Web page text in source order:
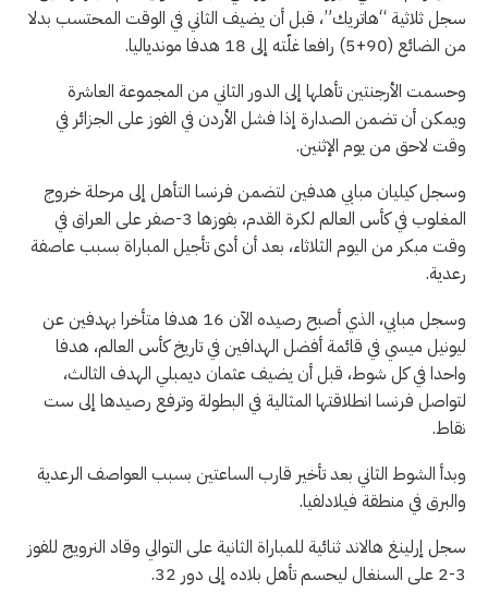
سجل ثلاثية “هاتريك”، قبل أن يضيف الثاني في الوقت المحتسب بدلا
من الضائع (90+5) رافعا غلّته إلى 18 هدفا موندياليا.
وحسمت الأرجنتين تأهلها إلى الدور الثاني من المجموعة العاشرة
ويمكن أن تضمن الصدارة إذا فشل الأردن في الفوز على الجزائر في
وقت لاحق من يوم الإثنين.
وسجل ‌كيليان مبابي هدفين لتضمن فرنسا التأهل إلى مرحلة خروج
المغلوب في كأس العالم لكرة القدم، بفوزها ⁠3-صفر على العراق في
وقت مبكر من اليوم الثلاثاء، بعد أن ‌أدى تأجيل المباراة بسبب عاصفة
رعدية.
وسجل ‌مبابي، الذي ‌أصبح رصيده الآن 16 هدفا متأخرا بهدفين ‌عن
ليونيل ميسي في قائمة ⁠أفضل الهدافين في تاريخ كأس العالم، هدفا
واحدا في ⁠كل ⁠شوط، قبل أن يضيف عثمان ديمبلي الهدف ⁠الثالث،
لتواصل فرنسا انطلاقتها المثالية في البطولة وترفع رصيدها إلى ست
نقاط.
وبدأ الشوط الثاني بعد تأخير قارب ‌الساعتين بسبب العواصف الرعدية
والبرق في منطقة فيلادلفيا.
سجل إرلينغ هالاند ثنائية للمباراة ‌الثانية على التوالي وقاد النرويج للفوز
3-2 على السنغال ليحسم تأهل بلاده إلى ⁠دور 32.